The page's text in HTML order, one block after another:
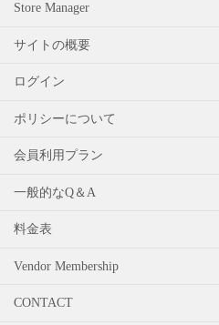
Store Manager
サイトの概要
ログイン
ポリシーについて
会員利用プラン
一般的なQ＆A
料金表
Vendor Membership
CONTACT